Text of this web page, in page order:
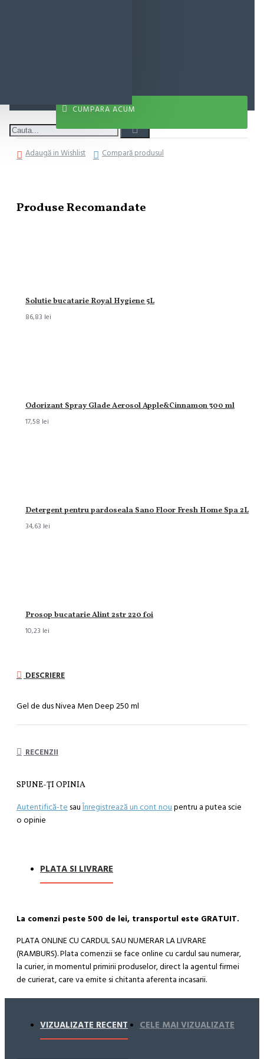
CUMPARA ACUM
Adaugă in Wishlist Compară produsul
Produse Recomandate
Solutie bucatarie Royal Hygiene 5L
86,83 lei
Odorizant Spray Glade Aerosol Apple&Cinnamon 300 ml
17,58 lei
Detergent pentru pardoseala Sano Floor Fresh Home Spa 2L
34,63 lei
Prosop bucatarie Alint 2str 220 foi
10,23 lei
DESCRIERE
Gel de dus Nivea Men Deep 250 ml
RECENZII
SPUNE-ŢI OPINIA
Autentifică-te sauÎnregistrează un cont nou pentru a putea scie
o opinie
PLATA SI LIVRARE
La comenzi peste 500 de lei, transportul este GRATUIT.
PLATA ONLINE CU CARDUL SAU NUMERAR LA LIVRARE
(RAMBURS). Plata comenzii se face online cu cardul sau numerar,
la curier, in momentul primirii produselor, direct la agentul firmei
de curierat, care va emite si chitanta aferenta incasarii.
Cum se face livrarea produselor:
Livrarea comenzii la adresa indicata de dvs. si este asigurata de
compania de curierat, care va livreaza comanda în decursul a 24-
VIZUALIZATE RECENT CELE MAI VIZUALIZATE